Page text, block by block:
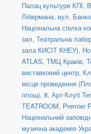
Палац культури КПІ,
Лібермана, вул.
Національна спілка
зал, Театральна
зала КИСІТ КНЕУ),
ATLAS, ТМЦ Краків,
виставковий центр,
місце проведення
площі, 8, Арт-Клуб
TEATROOM, Premier
Національний
музична академія